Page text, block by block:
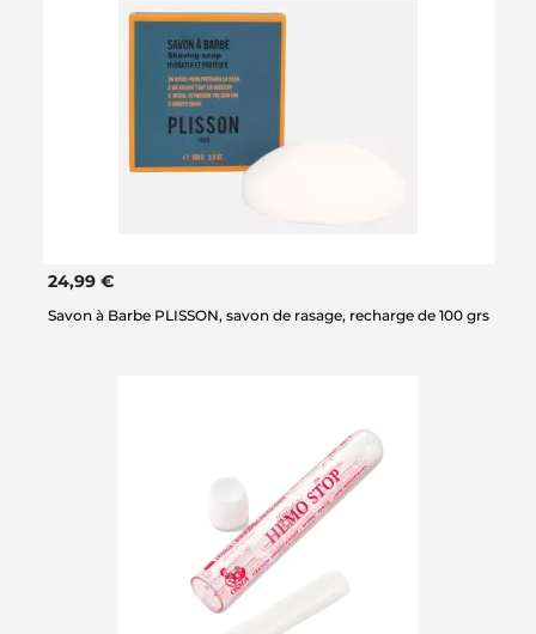
24,99 €
Savon à Barbe PLISSON, savon de rasage, recharge de 100 grs